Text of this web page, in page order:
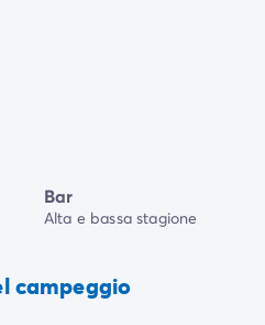
Bar
Alta e bassa stagione
campeggio